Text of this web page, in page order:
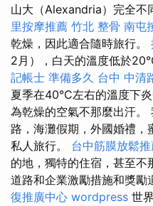
山大（Alexandria）完全不
里按摩推薦 竹北 整骨 南屯
乾燥，因此適合隨時旅行。
2月），白天的溫度低於
記帳士 準備多久 台中 中清
夏季在40°C左右的溫度下
為乾燥的空氣不那麼出汗。
路，海灘假期，外國婚禮，
私人旅行。 台中筋膜放鬆
的地，獨特的住宿，甚至不
道路和企業激勵措施和獎勵
復推廣中心 wordpress 世